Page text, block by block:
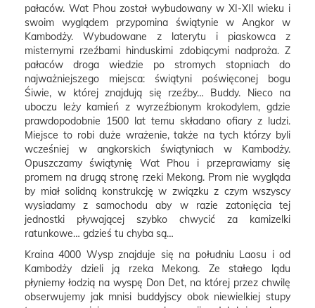
pałaców. Wat Phou został wybudowany w XI-XII wieku i
swoim wyglądem przypomina świątynie w Angkor w
Kambodży. Wybudowane z laterytu i piaskowca z
misternymi rzeźbami hinduskimi zdobiącymi nadproża. Z
pałaców droga wiedzie po stromych stopniach do
najważniejszego miejsca: świątyni poświęconej bogu
Śiwie, w której znajdują się rzeźby… Buddy. Nieco na
uboczu leży kamień z wyrzeźbionym krokodylem, gdzie
prawdopodobnie 1500 lat temu składano ofiary z ludzi.
Miejsce to robi duże wrażenie, także na tych którzy byli
wcześniej w angkorskich świątyniach w Kambodży.
Opuszczamy świątynię Wat Phou i przeprawiamy się
promem na drugą stronę rzeki Mekong. Prom nie wygląda
by miał solidną konstrukcję w związku z czym wszyscy
wysiadamy z samochodu aby w razie zatonięcia tej
jednostki pływającej szybko chwycić za kamizelki
ratunkowe… gdzieś tu chyba są…
Kraina 4000 Wysp znajduje się na południu Laosu i od
Kambodży dzieli ją rzeka Mekong. Ze stałego lądu
płyniemy łodzią na wyspę Don Det, na której przez chwilę
obserwujemy jak mnisi buddyjscy obok niewielkiej stupy